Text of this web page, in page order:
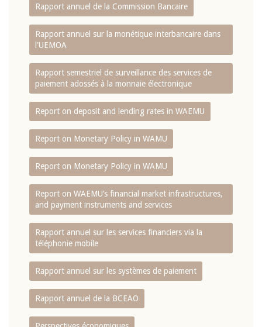
Rapport annuel de la Commission Bancaire
Rapport annuel sur la monétique interbancaire dans
l'UEMOA
Rapport semestriel de surveillance des services de
paiement adossés à la monnaie électronique
Report on deposit and lending rates in WAEMU
Report on Monetary Policy in WAMU
Report on Monetary Policy in WAMU
Report on WAEMU’s financial market infrastructures,
and payment instruments and services
Rapport annuel sur les services financiers via la
téléphonie mobile
Rapport annuel sur les systèmes de paiement
Rapport annuel de la BCEAO